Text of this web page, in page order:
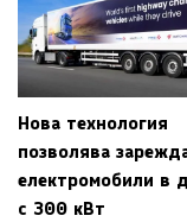
Нова технология
позволява
електромобили в
с 300 кВт